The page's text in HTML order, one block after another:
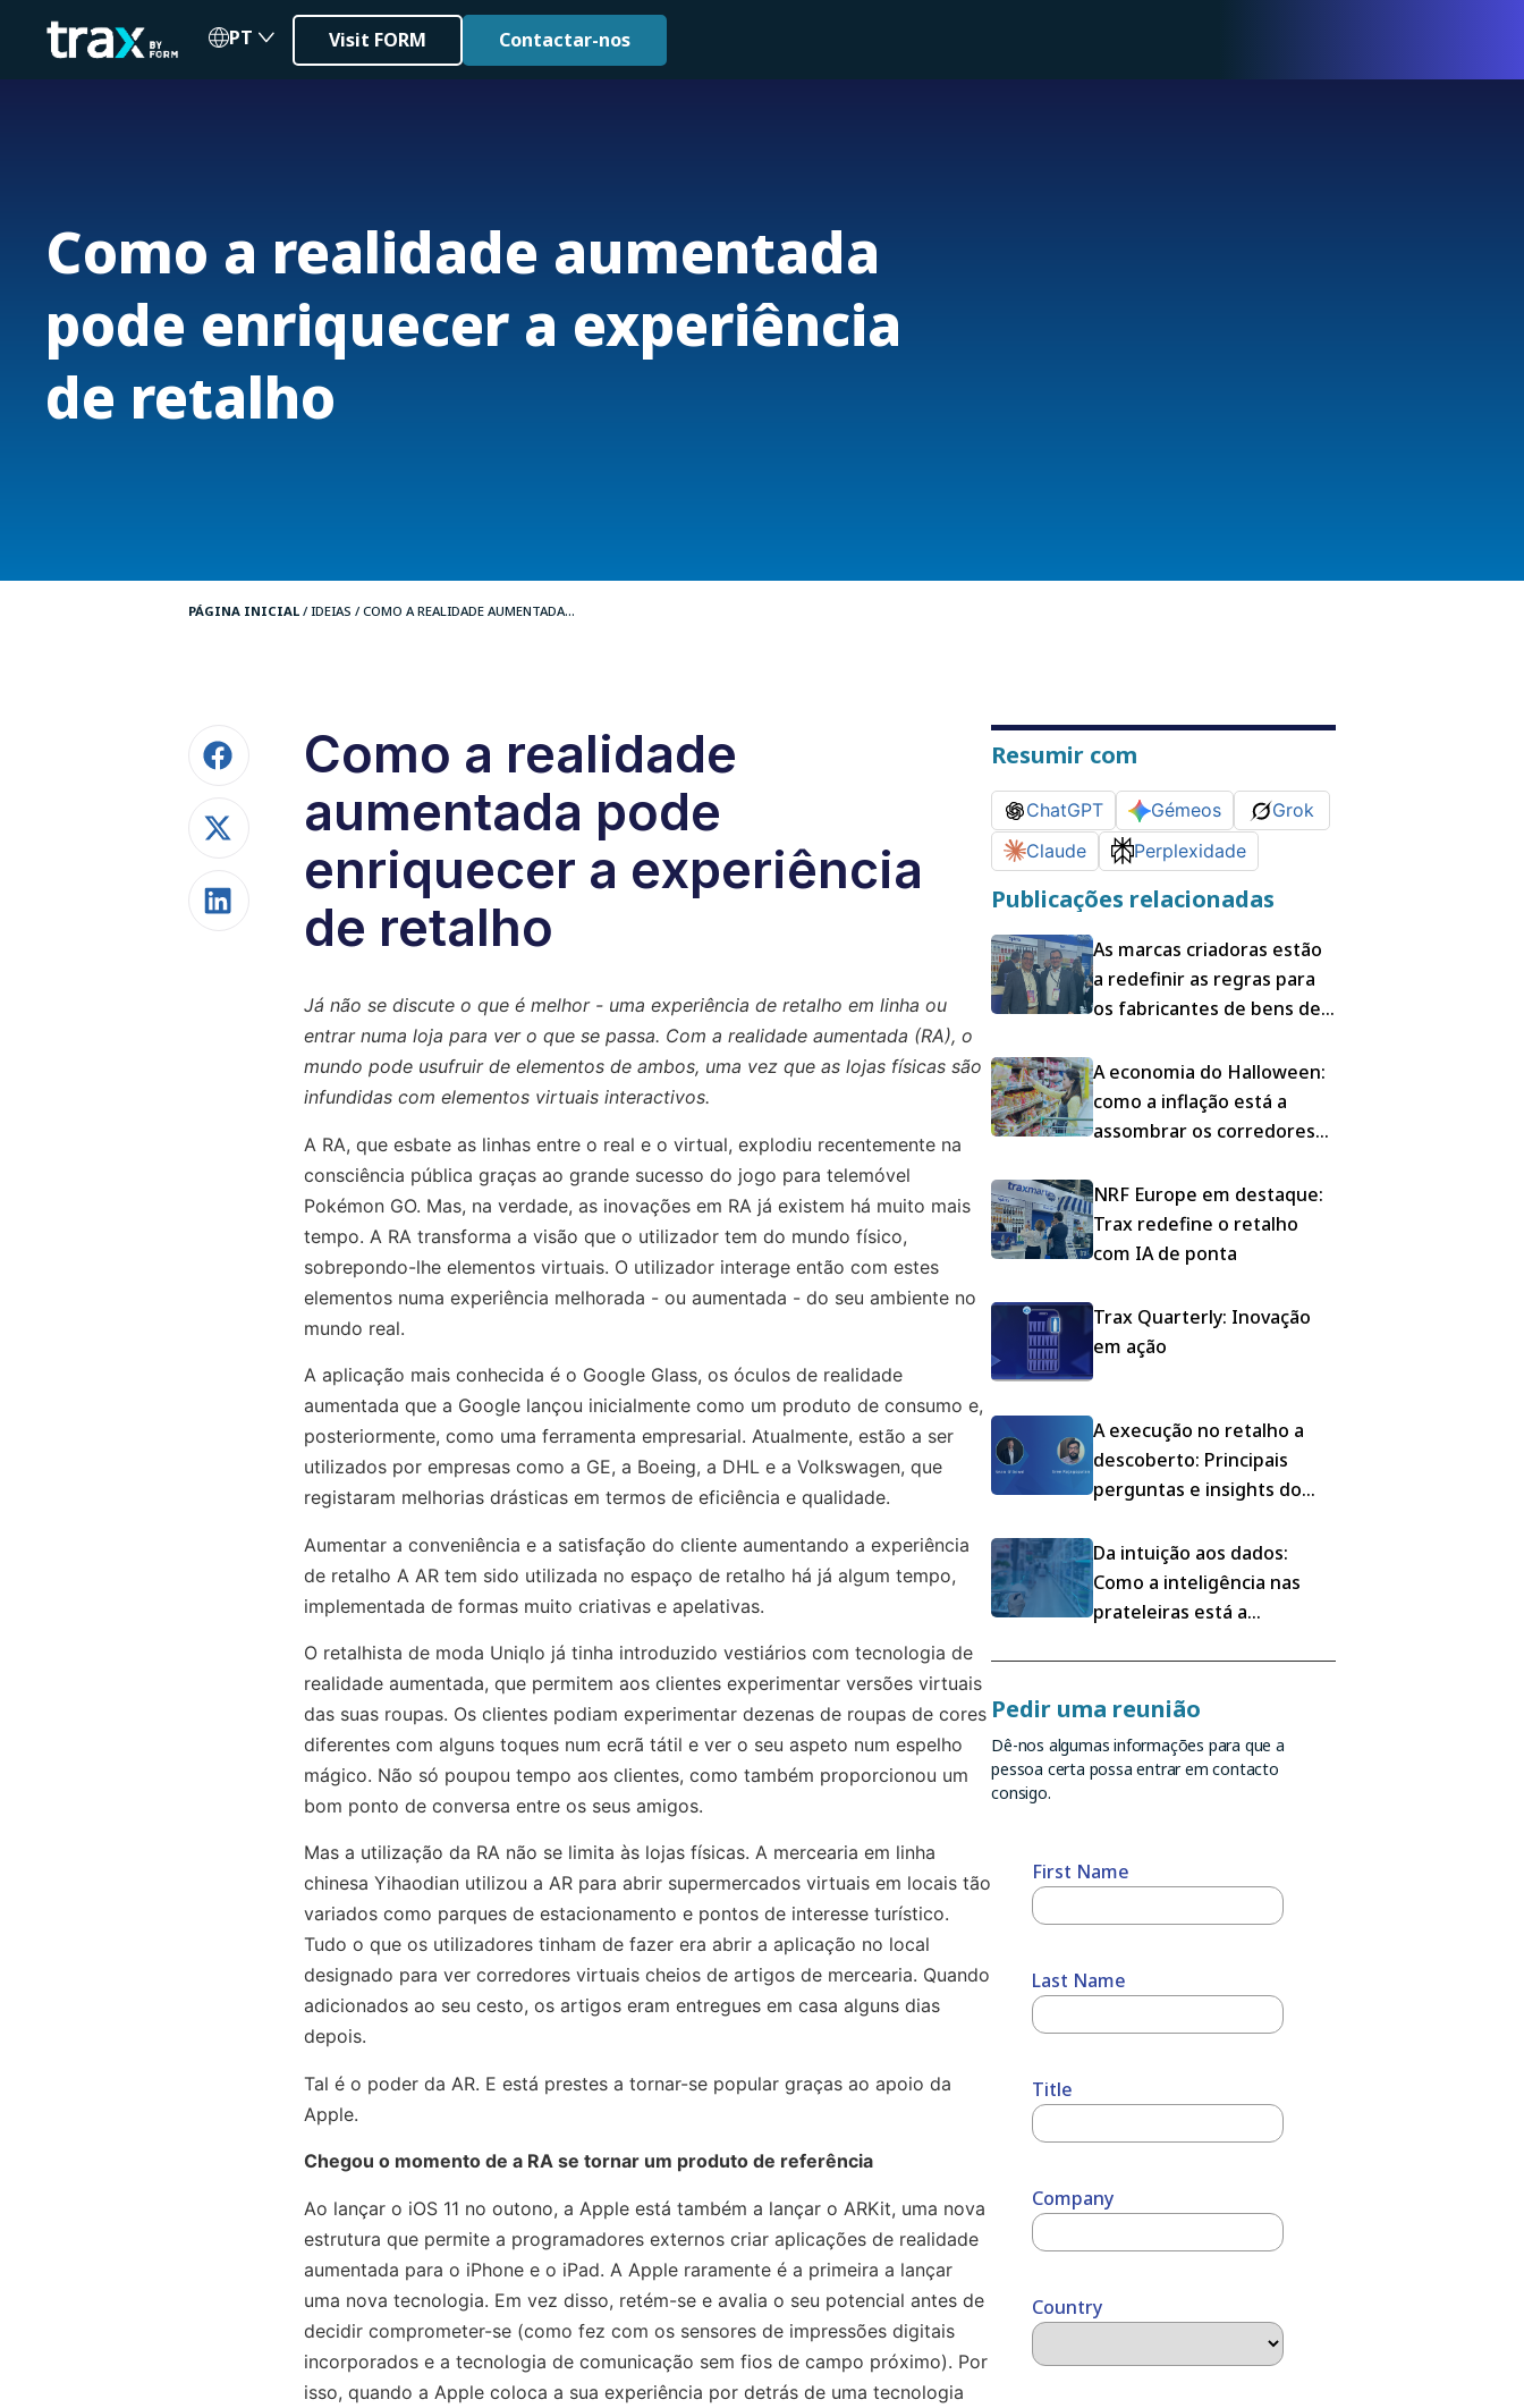
PT Visit FORM Contactar-nos
Como a realidade aumentada
pode enriquecer a experiência
de retalho
PÁGINA INICIAL /IDEIAS /COMO A REALIDADE AUMENTADA...
Como a realidade
aumentada pode
enriquecer a experiência
de retalho
Já não se discute o que é melhor - uma experiência de retalho em linha ou
entrar numa loja para ver o que se passa. Com a realidade aumentada (RA), o
mundo pode usufruir de elementos de ambos, uma vez que as lojas físicas são
infundidas com elementos virtuais interactivos.
A RA, que esbate as linhas entre o real e o virtual, explodiu recentemente na
consciência pública graças ao grande sucesso do jogo para telemóvel
Pokémon GO. Mas, na verdade, as inovações em RA já existem há muito mais
tempo. A RA transforma a visão que o utilizador tem do mundo físico,
sobrepondo-lhe elementos virtuais. O utilizador interage então com estes
elementos numa experiência melhorada - ou aumentada - do seu ambiente no
mundo real.
A aplicação mais conhecida é o Google Glass, os óculos de realidade
aumentada que a Google lançou inicialmente como um produto de consumo e,
posteriormente, como uma ferramenta empresarial. Atualmente, estão a ser
utilizados por empresas como a GE, a Boeing, a DHL e a Volkswagen, que
registaram melhorias drásticas em termos de eficiência e qualidade.
Aumentar a conveniência e a satisfação do cliente aumentando a experiência
de retalho A AR tem sido utilizada no espaço de retalho há já algum tempo,
implementada de formas muito criativas e apelativas.
O retalhista de moda Uniqlo já tinha introduzido vestiários com tecnologia de
realidade aumentada, que permitem aos clientes experimentar versões virtuais
das suas roupas. Os clientes podiam experimentar dezenas de roupas de cores
diferentes com alguns toques num ecrã tátil e ver o seu aspeto num espelho
mágico. Não só poupou tempo aos clientes, como também proporcionou um
bom ponto de conversa entre os seus amigos.
Mas a utilização da RA não se limita às lojas físicas. A mercearia em linha
chinesa Yihaodian utilizou a AR para abrir supermercados virtuais em locais tão
variados como parques de estacionamento e pontos de interesse turístico.
Tudo o que os utilizadores tinham de fazer era abrir a aplicação no local
designado para ver corredores virtuais cheios de artigos de mercearia. Quando
adicionados ao seu cesto, os artigos eram entregues em casa alguns dias
depois.
Tal é o poder da AR. E está prestes a tornar-se popular graças ao apoio da
Apple.
Chegou o momento de a RA se tornar um produto de referência
Ao lançar o iOS 11 no outono, a Apple está também a lançar o ARKit, uma nova
estrutura que permite a programadores externos criar aplicações de realidade
aumentada para o iPhone e o iPad. A Apple raramente é a primeira a lançar
uma nova tecnologia. Em vez disso, retém-se e avalia o seu potencial antes de
decidir comprometer-se (como fez com os sensores de impressões digitais
incorporados e a tecnologia de comunicação sem fios de campo próximo). Por
isso, quando a Apple coloca a sua experiência por detrás de uma tecnologia
Resumir com
ChatGPT Gémeos
Grok
Claude
Perplexidade
Publicações relacionadas
As marcas criadoras estão
a redefinir as regras para
os fabricantes de bens de
A economia do Halloween:
como a inflação está a
assombrar os corredores
NRF Europe em destaque:
Trax redefine o retalho
com IA de ponta
Trax Quarterly: Inovação
em ação
A execução no retalho a
descoberto: Principais
perguntas e insights do
Mondelez
Da intuição aos dados:
Como a inteligência nas
prateleiras está a
retalho
Pedir uma reunião
Dê-nos algumas informações para que a
pessoa certa possa entrar em contacto
consigo.